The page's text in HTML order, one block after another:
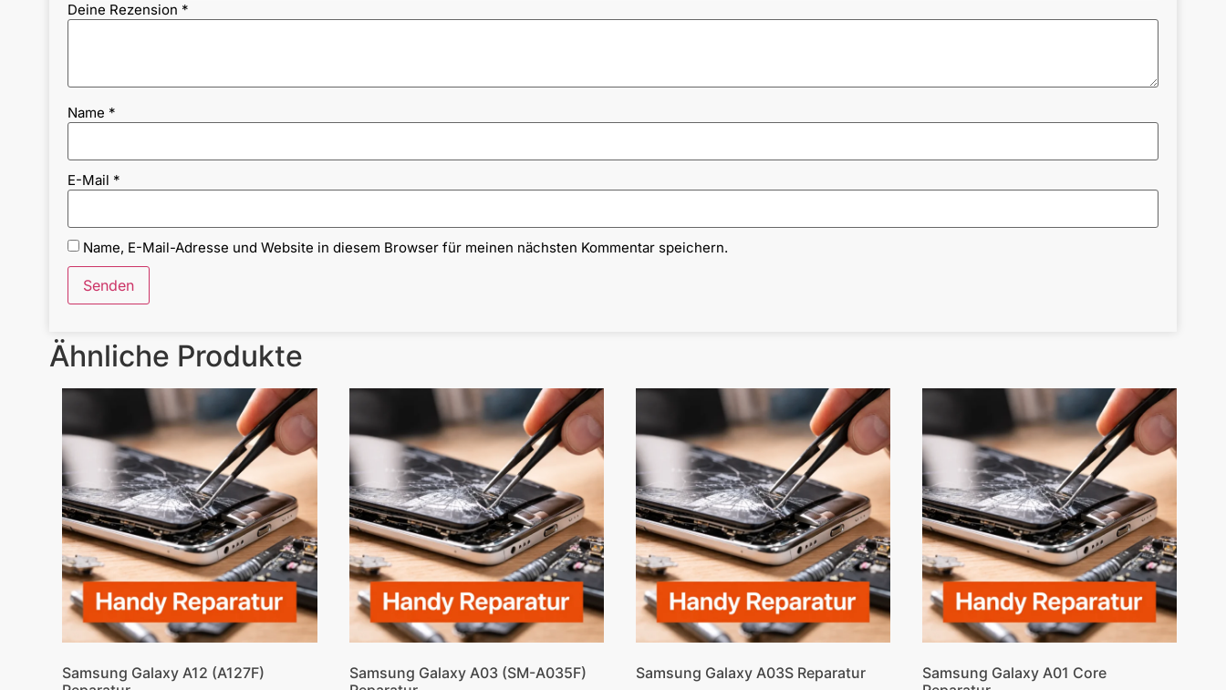
Deine Rezension *
Name *
E-Mail *
Name, E-Mail-Adresse und Website in diesem Browser für meinen nächsten Kommentar speichern.
Ähnliche Produkte
Samsung Galaxy A12 (A127F)
Samsung Galaxy A03 (SM-A035F)
Samsung Galaxy A03S Reparatur
Samsung Galaxy A01 Core